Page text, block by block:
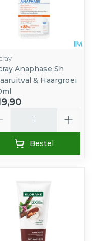
Anaphase Sh
& Haargroei
Bestel